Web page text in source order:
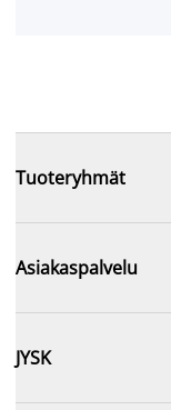
Tuoteryhmät
Asiakaspalvelu
JYSK